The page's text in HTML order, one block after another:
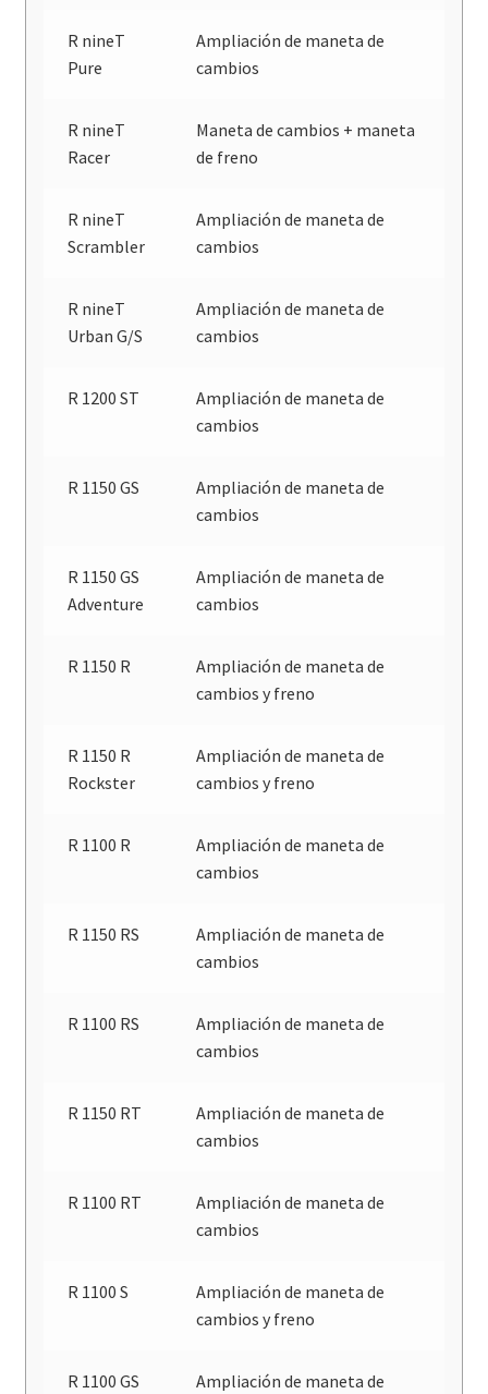
R nineT
Pure
Ampliación de maneta de
cambios
R nineT
Racer
Maneta de cambios + maneta
de freno
R nineT
Scrambler
Ampliación de maneta de
cambios
R nineT
Urban G/S
Ampliación de maneta de
cambios
R 1200 ST
Ampliación de maneta de
cambios
R 1150 GS
Ampliación de maneta de
cambios
R 1150 GS
Adventure
Ampliación de maneta de
cambios
R 1150 R
Ampliación de maneta de
cambios y freno
R 1150 R
Rockster
Ampliación de maneta de
cambios y freno
R 1100 R
Ampliación de maneta de
cambios
R 1150 RS
Ampliación de maneta de
cambios
R 1100 RS
Ampliación de maneta de
cambios
R 1150 RT
Ampliación de maneta de
cambios
R 1100 RT
Ampliación de maneta de
cambios
R 1100 S
Ampliación de maneta de
cambios y freno
R 1100 GS
Ampliación de maneta de